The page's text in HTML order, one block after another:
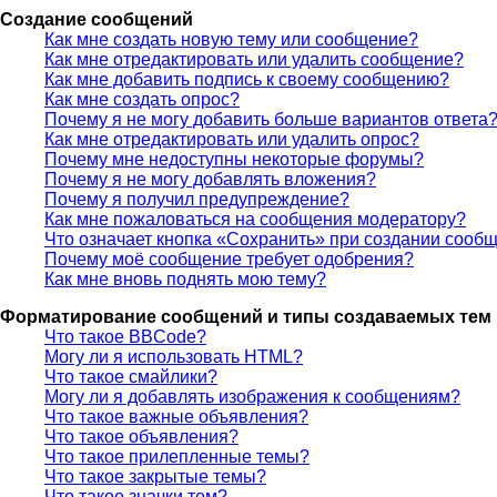
Создание сообщений
Как мне создать новую тему или сообщение?
Как мне отредактировать или удалить сообщение?
Как мне добавить подпись к своему сообщению?
Как мне создать опрос?
Почему я не могу добавить больше вариантов ответа?
Как мне отредактировать или удалить опрос?
Почему мне недоступны некоторые форумы?
Почему я не могу добавлять вложения?
Почему я получил предупреждение?
Как мне пожаловаться на сообщения модератору?
Что означает кнопка «Сохранить» при создании
Почему моё сообщение требует одобрения?
Как мне вновь поднять мою тему?
Форматирование сообщений и типы создаваемых тем
Что такое BBCode?
Могу ли я использовать HTML?
Что такое смайлики?
Могу ли я добавлять изображения к сообщениям?
Что такое важные объявления?
Что такое объявления?
Что такое прилепленные темы?
Что такое закрытые темы?